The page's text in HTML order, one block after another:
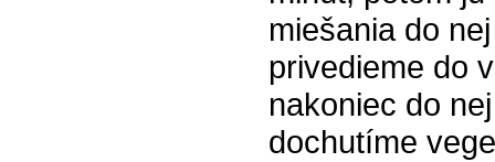
miešania do
privedieme do
nakoniec do
dochutíme